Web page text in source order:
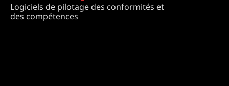
Logiciels de pilotage des conformités et
des compétences